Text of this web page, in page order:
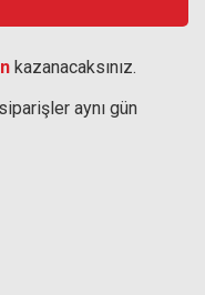
kazanacaksınız.
aynı gün